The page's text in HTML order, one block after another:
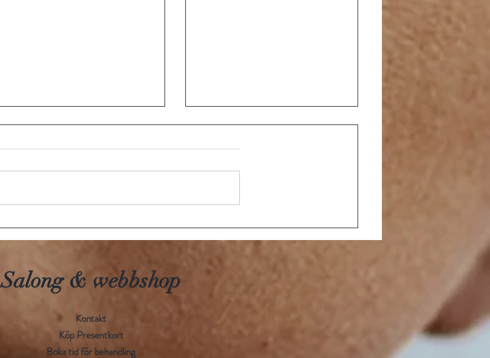
Salong & webbshop
Kontakt
Köp Presentkort
Boka tid för behandling